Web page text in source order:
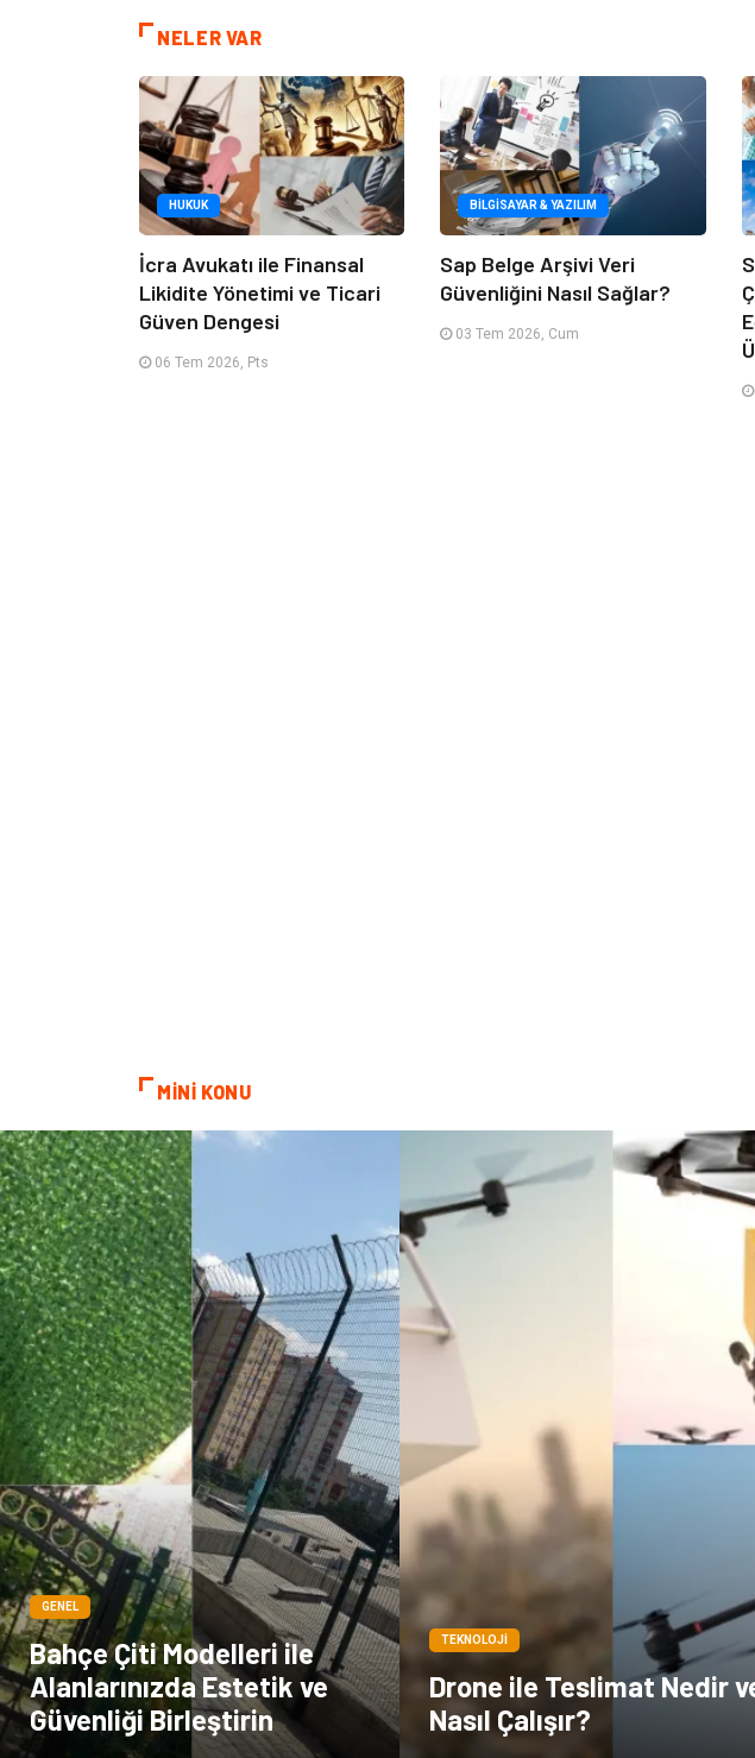
NELER VAR
HUKUK
İcra Avukatı ile Finansal
Likidite Yönetimi ve Ticari
Güven Dengesi
06 Tem 2026, Pts
BILGISAYAR & YAZILIM
Sap Belge Arşivi Veri
Güvenliğini Nasıl Sağlar?
03 Tem 2026, Cum
MİNİ KONU
GENEL
Bahçe Çiti Modelleri ile
Alanlarınızda Estetik ve
Güvenliği Birleştirin
TEKNOLOJI
Drone ile Teslimat Nedir
Nasıl Çalışır?